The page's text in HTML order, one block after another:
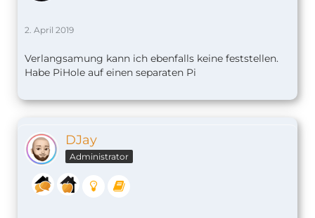
2. April 2019
Verlangsamung kann ich ebenfalls keine feststellen.
Habe PiHole auf einen separaten Pi
DJay
Administrator